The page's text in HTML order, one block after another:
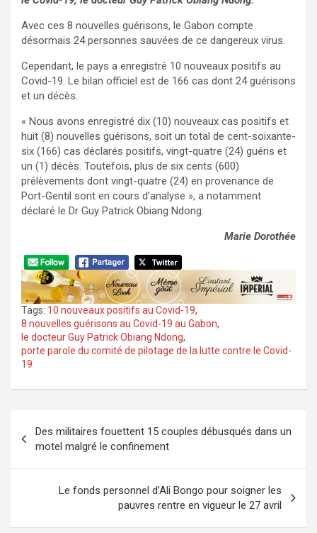
Avec ces 8 nouvelles guérisons, le Gabon compte
désormais 24 personnes sauvées de ce dangereux virus.
Cependant, le pays a enregistré 10 nouveaux positifs au
Covid-19. Le bilan officiel est de 166 cas dont 24 guérisons
et un décès.
« Nous avons enregistré dix (10) nouveaux cas positifs et
huit (8) nouvelles guérisons, soit un total de cent-soixante-
six (166) cas déclarés positifs, vingt-quatre (24) guéris et
un (1) décès. Toutefois, plus de six cents (600)
prélèvements dont vingt-quatre (24) en provenance de
Port-Gentil sont en cours d’analyse », a notamment
déclaré le Dr Guy Patrick Obiang Ndong.
Marie Dorothée
Tags: 10 nouveaux positifs au Covid-19,
8 nouvelles guérisons au Covid-19 au Gabon,
le docteur Guy Patrick Obiang Ndong,
porte parole du comité de pilotage de la lutte contre le Covid-
19
de
l’article
Des militaires fouettent 15 couples débusqués dans un
motel malgré le confinement
Le fonds personnel d’Ali Bongo pour soigner les
pauvres rentre en vigueur le 27 avril